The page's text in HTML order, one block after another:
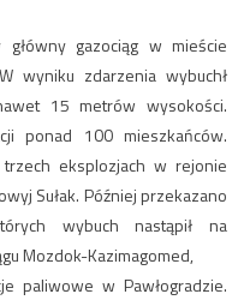
gazociąg w mieście
wyniku zdarzenia wybuchł
15 metrów wysokości.
ponad 100 mieszkańców.
trzech eksplozjach w rejonie
Sułak. Później przekazano
wybuch nastąpił na
Mozdok-Kazimagomed,
paliwowe w Pawłogradzie.